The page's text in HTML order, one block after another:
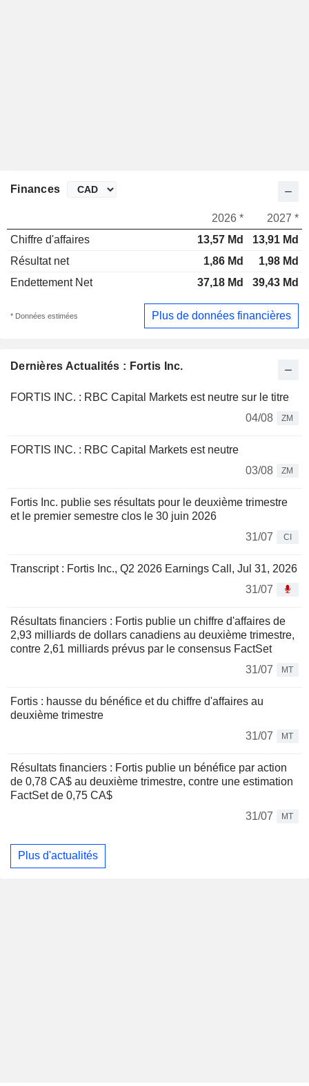
Dernières Actualités : Fortis Inc.
FORTIS INC. : RBC Capital Markets est neutre sur le titre
04/08
ZM
FORTIS INC. : RBC Capital Markets est neutre
03/08
ZM
Fortis Inc. publie ses résultats pour le deuxième trimestre
et le premier semestre clos le 30 juin 2026
31/07
CI
Transcript : Fortis Inc., Q2 2026 Earnings Call, Jul 31, 2026
31/07
Résultats financiers : Fortis publie un chiffre d'affaires de
2,93 milliards de dollars canadiens au deuxième trimestre,
contre 2,61 milliards prévus par le consensus FactSet
31/07
MT
Fortis : hausse du bénéfice et du chiffre d'affaires au
deuxième trimestre
31/07
MT
Résultats financiers : Fortis publie un bénéfice par action
de 0,78 CA$ au deuxième trimestre, contre une estimation
FactSet de 0,75 CA$
31/07
MT
Plus d'actualités
Finances
2026 *
2027 *
Chiffre d'affaires
13,57 Md
13,91 Md
Résultat net
1,86 Md
1,98 Md
Endettement Net
37,18 Md 39,43 Md
* Données estimées Plus de données financières